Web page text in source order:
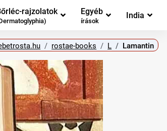
rajzolatok Egyéb
írások
India
rostae-books L Lamantin